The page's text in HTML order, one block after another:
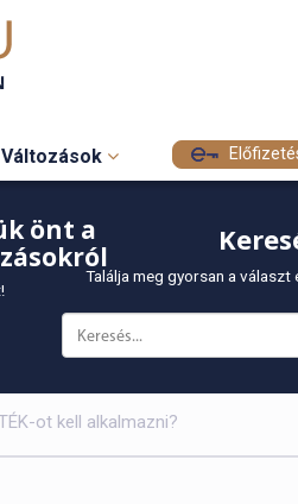
Változások
önt a
Találja meg gyorsan a
ot kell alkalmazni?